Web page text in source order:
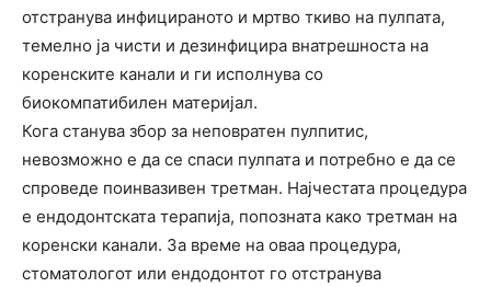
отстранува инфицираното и мртво ткиво на пулпата,
темелно ја чисти и дезинфицира внатрешноста на
коренските канали и ги исполнува со
биокомпатибилен материјал.
Кога станува збор за неповратен пулпитис,
невозможно е да се спаси пулпата и потребно е да се
спроведе поинвазивен третман. Најчестата процедура
е ендодонтската терапија, попозната како третман на
коренски канали. За време на оваа процедура,
стоматологот или ендодонтот го отстранува